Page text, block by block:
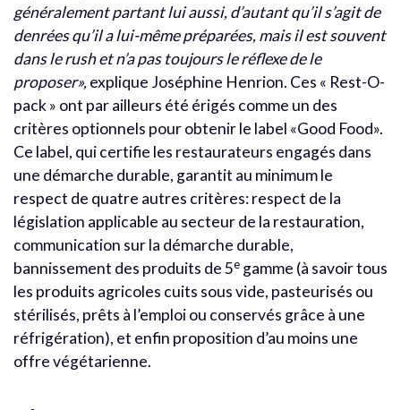
généralement partant lui aussi, d’autant qu’il s’agit de
denrées qu’il a lui-même préparées, mais il est souvent
dans le rush et n’a pas toujours le réflexe de le
proposer»,explique Joséphine Henrion. Ces « Rest-O-
pack » ont par ailleurs été érigés comme un des
critères optionnels pour obtenir le label «Good Food».
Ce label, qui certifie les restaurateurs engagés dans
une démarche durable, garantit au minimum le
respect de quatre autres critères: respect de la
législation applicable au secteur de la restauration,
communication sur la démarche durable,
bannissement des produits de 5e gamme (à savoir tous
les produits agricoles cuits sous vide, pasteurisés ou
stérilisés, prêts à l’emploi ou conservés grâce à une
réfrigération), et enfin proposition d’au moins une
offre végétarienne.